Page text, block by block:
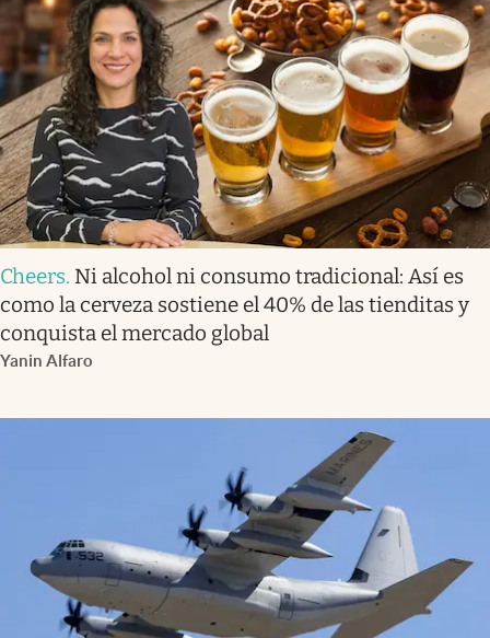
Cheers. Ni alcohol ni consumo tradicional: Así es
como la cerveza sostiene el 40% de las tienditas y
conquista el mercado global
Yanin Alfaro